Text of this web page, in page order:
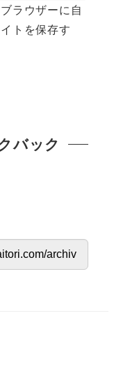
ラウザーに自
トを保存す
バック